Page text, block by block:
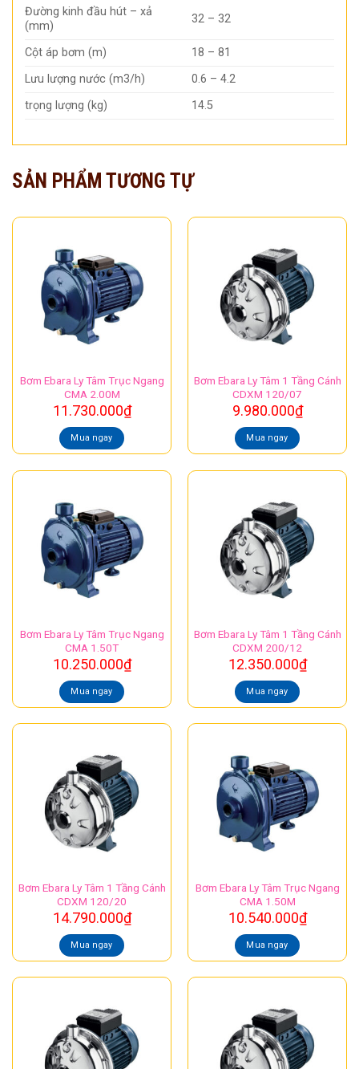
Đường kinh đầu hút – xả
(mm)
32 – 32
Cột áp bơm (m)
18 – 81
Lưu lượng nước (m3/h)
0.6 – 4.2
trọng lượng (kg)
14.5
SẢN PHẨM TƯƠNG TỰ
Bơm Ebara Ly Tâm Trục Ngang
CMA 2.00M
11.730.000₫
Mua ngay
Bơm Ebara Ly Tâm 1 Tầng Cánh
CDXM 120/07
9.980.000₫
Mua ngay
Bơm Ebara Ly Tâm Trục Ngang
CMA 1.50T
10.250.000₫
Mua ngay
Bơm Ebara Ly Tâm 1 Tầng Cánh
CDXM 200/12
12.350.000₫
Mua ngay
Bơm Ebara Ly Tâm 1 Tầng Cánh
CDXM 120/20
14.790.000₫
Mua ngay
Bơm Ebara Ly Tâm Trục Ngang
CMA 1.50M
10.540.000₫
Mua ngay